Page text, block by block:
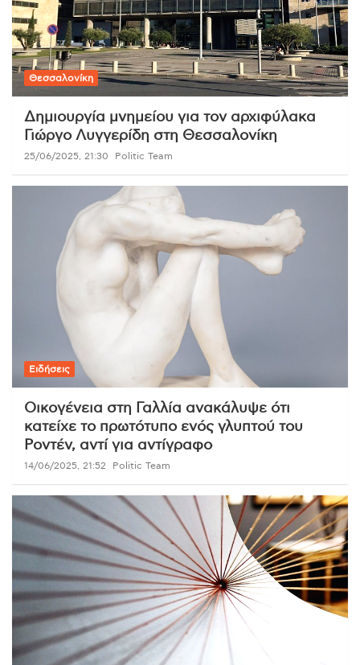
Θεσσαλονίκη
Δημιουργία μνημείου για τον αρχιφύλακα
Γιώργο Λυγγερίδη στη Θεσσαλονίκη
25/06/2025, 21:30 Politic Team
Ειδήσεις
Οικογένεια στη Γαλλία ανακάλυψε ότι
κατείχε το πρωτότυπο ενός γλυπτού του
Ροντέν, αντί για αντίγραφο
14/06/2025, 21:52 Politic Team